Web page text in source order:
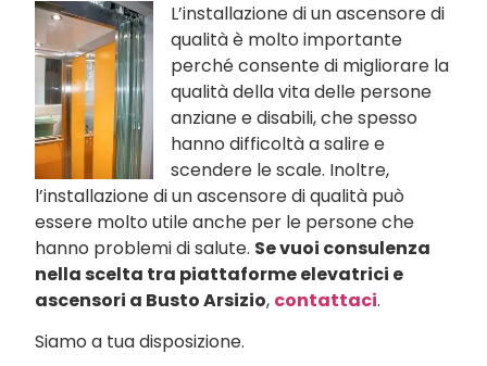
L’installazione di un ascensore di
qualità è molto importante
perché consente di migliorare la
qualità della vita delle persone
anziane e disabili, che spesso
hanno difficoltà a salire e
scendere le scale. Inoltre,
l’installazione di un ascensore di qualità può
essere molto utile anche per le persone che
hanno problemi di salute. Se vuoi consulenza
nella scelta tra piattaforme elevatrici e
ascensori a Busto Arsizio, contattaci.
Siamo a tua disposizione.